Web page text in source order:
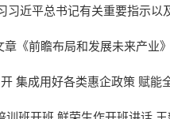
习近平总书记有关重要指示
《前瞻布局和发展未来产业》
集成用好各类惠企政策 赋能